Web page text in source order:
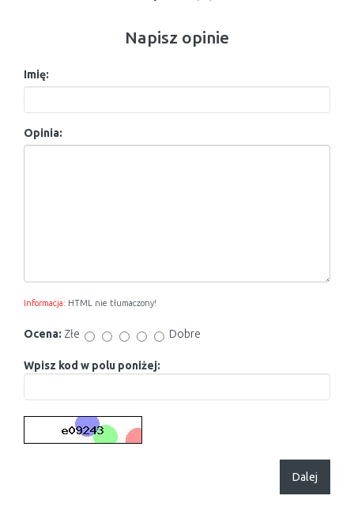
Napisz opinie
Imię:
Opinia:
Informacja: HTML nie tłumaczony!
Ocena: Złe Dobre
Wpisz kod w polu poniżej:
Dalej